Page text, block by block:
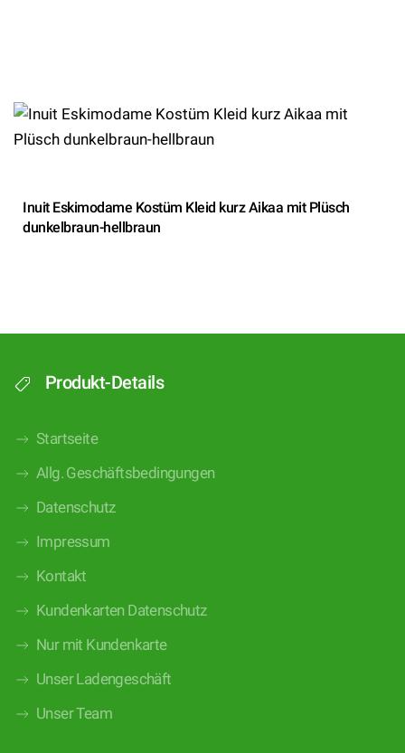
Inuit Eskimodame Kostüm Kleid kurz Aikaa mit Plüsch
dunkelbraun-hellbraun
Produkt-Details
Startseite
Allg. Geschäftsbedingungen
Datenschutz
Impressum
Kontakt
Kundenkarten Datenschutz
Nur mit Kundenkarte
Unser Ladengeschäft
Unser Team